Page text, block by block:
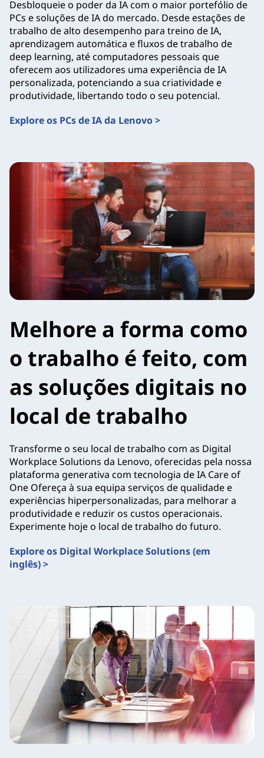
Desbloqueie o poder da IA com o maior portefólio de
PCs e soluções de IA do mercado. Desde estações de
trabalho de alto desempenho para treino de IA,
aprendizagem automática e fluxos de trabalho de
deep learning, até computadores pessoais que
oferecem aos utilizadores uma experiência de IA
personalizada, potenciando a sua criatividade e
produtividade, libertando todo o seu potencial.
Explore os PCs de IA da Lenovo >
Melhore a forma como
o trabalho é feito, com
as soluções digitais no
local de trabalho
Transforme o seu local de trabalho com as Digital
Workplace Solutions da Lenovo, oferecidas pela nossa
plataforma generativa com tecnologia de IA Care of
One Ofereça à sua equipa serviços de qualidade e
experiências hiperpersonalizadas, para melhorar a
produtividade e reduzir os custos operacionais.
Experimente hoje o local de trabalho do futuro.
Explore os Digital Workplace Solutions (em
inglês) >